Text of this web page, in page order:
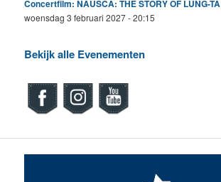
Concertfilm: NAUSCA: THE STORY OF LUNG-TA
woensdag 3 februari 2027 - 20:15
Bekijk alle Evenementen